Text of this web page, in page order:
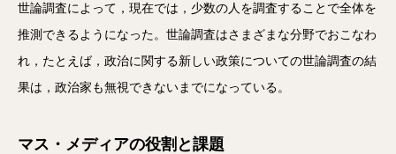
世論調査によって，現在では，少数の人を調査することで全体を
推測できるようになった。世論調査はさまざまな分野でおこなわ
れ，たとえば，政治に関する新しい政策についての世論調査の結
果は，政治家も無視できないまでになっている。
マス・メディアの役割と課題